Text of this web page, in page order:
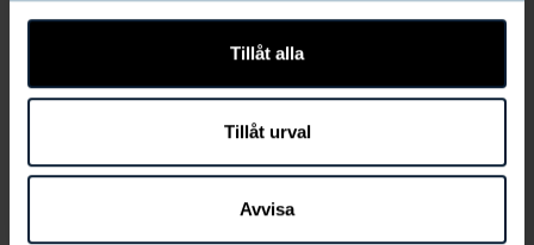
Tillåt alla
Tillåt urval
Avvisa